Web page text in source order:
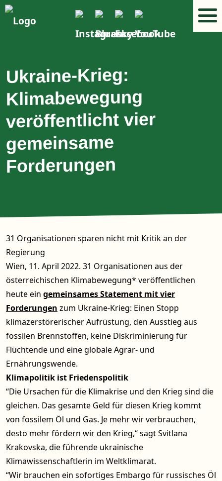
Ukraine-Krieg:
Klimabewegung
veröffentlicht vier
gemeinsame
Forderungen
31 Organisationen sparen nicht mit Kritik an der
Regierung
Wien, 11. April 2022. 31 Organisationen aus der
österreichischen Klimabewegung* veröffentlichen
heute ein gemeinsames Statement mit vier
Forderungen zum Ukraine-Krieg: Einen Stopp
klimazerstörerischer Aufrüstung, den Ausstieg aus
fossilen Brennstoffen, keine Diskriminierung für
Flüchtende und eine globale Agrar- und
Ernährungswende.
Klimapolitik ist Friedenspolitik
“Die Ursachen für die Klimakrise und den Krieg sind die
gleichen. Das gesamte Geld für diesen Krieg kommt
von fossilem Öl und Gas. Je mehr wir verbrauchen,
desto mehr fördern wir den Krieg,“ sagt Svitlana
Krakovska, die führende ukrainische
Klimawissenschaftlerin im Weltklimarat.
“Wir brauchen ein sofortiges Embargo für russisches Öl